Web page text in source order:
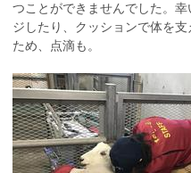
つことができませんでした。
ジしたり、クッションで体を
ため、点滴も。